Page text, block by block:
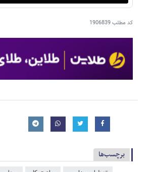
کد مطلب1906839
برچسب‌ها